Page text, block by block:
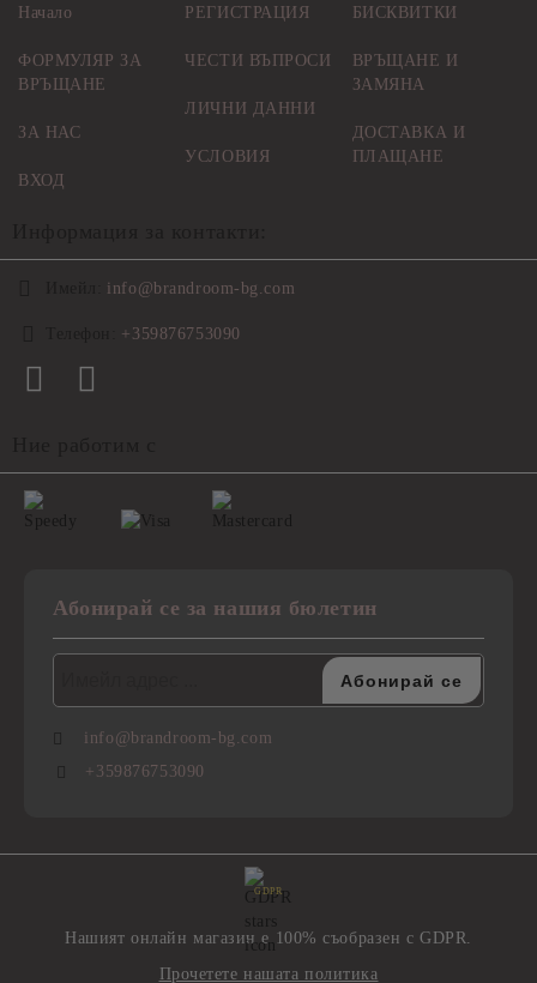
Начало
ФОРМУЛЯР ЗА
ВРЪЩАНЕ
ЗА НАС
ВХОД
РЕГИСТРАЦИЯ
ЧЕСТИ ВЪПРОСИ
ЛИЧНИ ДАННИ
УСЛОВИЯ
БИСКВИТКИ
ВРЪЩАНЕ И
ЗАМЯНА
ДОСТАВКА И
ПЛАЩАНЕ
info@brandroom-bg.com
+359876753090
Абонирай се за нашия бюлетин
info@brandroom-bg.com
+359876753090
GDPR
Нашият онлайн магазин е 100% съобразен с GDPR.
Прочетете нашата политика